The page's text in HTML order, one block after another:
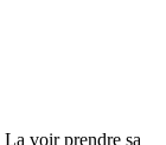
La voir prendre sa